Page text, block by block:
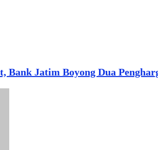
Bank Jatim Boyong Dua